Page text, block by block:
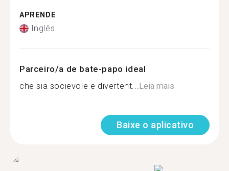
APRENDE
Inglês
Parceiro/a de bate-papo ideal
che sia socievole e divertent...Leia mais
Baixe o aplicativo